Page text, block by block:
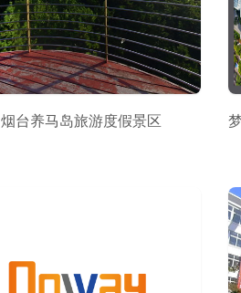
烟台养马岛旅游度假景区